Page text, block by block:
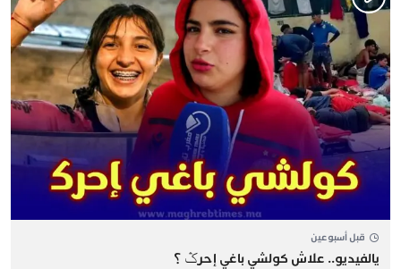
قبل أسبوعين
يالفيديو.. علاش كولشي باغي إحرݣ ؟